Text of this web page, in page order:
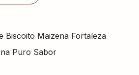
Biscoito Maizena Fortaleza
Puro Sabor